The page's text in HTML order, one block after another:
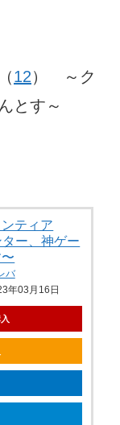
12） ～ク
とす～
ティア
ー、神ゲー
バ
年03月16日